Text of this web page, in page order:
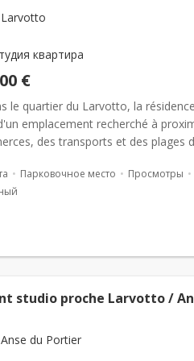
квартира
€
le quartier du Larvotto, la
emplacement recherché à
des transports et des plages
Парковочное место Просмотры
studio proche Larvotto /
du Portier